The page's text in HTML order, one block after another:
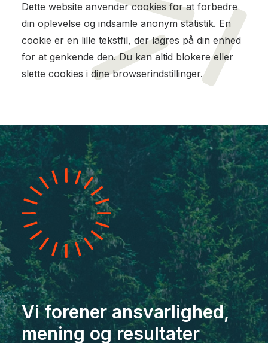
Dette website anvender cookies for at forbedre
din oplevelse og indsamle anonym statistik. En
cookie er en lille tekstfil, der lagres på din enhed
for at genkende den. Du kan altid blokere eller
slette cookies i dine browserindstillinger.
Vi forener ansvarlighed,
mening og resultater